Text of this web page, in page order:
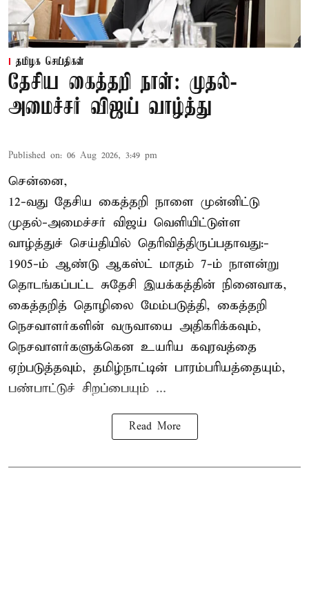
தமிழக செய்திகள்
தேசிய கைத்தறி நாள்: முதல்-
அமைச்சர் விஜய் வாழ்த்து
Published on: 06 Aug 2026, 3:49 pm
சென்னை,
12-வது தேசிய கைத்தறி நாளை முன்னிட்டு
முதல்-அமைச்சர் விஜய் வெளியிட்டுள்ள
வாழ்த்துச் செய்தியில் தெரிவித்திருப்பதாவது:-
1905-ம் ஆண்டு ஆகஸ்ட் மாதம் 7-ம் நாளன்று
தொடங்கப்பட்ட சுதேசி இயக்கத்தின் நினைவாக,
கைத்தறித் தொழிலை மேம்படுத்தி, கைத்தறி
நெசவாளர்களின் வருவாயை அதிகரிக்கவும்,
நெசவாளர்களுக்கென உயரிய கவுரவத்தை
ஏற்படுத்தவும், தமிழ்நாட்டின் பாரம்பரியத்தையும்,
பண்பாட்டுச் சிறப்பையும் ...
Read More